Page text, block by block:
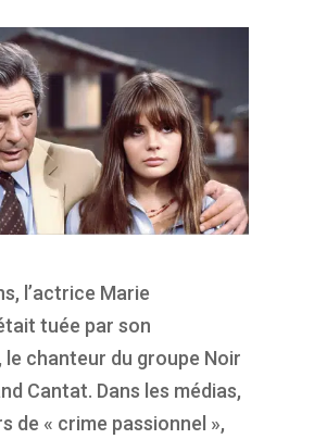
l’actrice Marie
tuée par son
le chanteur du groupe Noir
Cantat. Dans les médias,
de « crime passionnel »,